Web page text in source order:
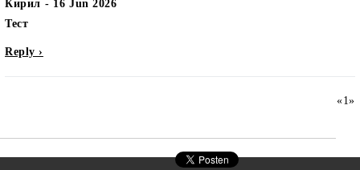
Кирил
16 Jun 2026
Тест
Reply ›
«1»